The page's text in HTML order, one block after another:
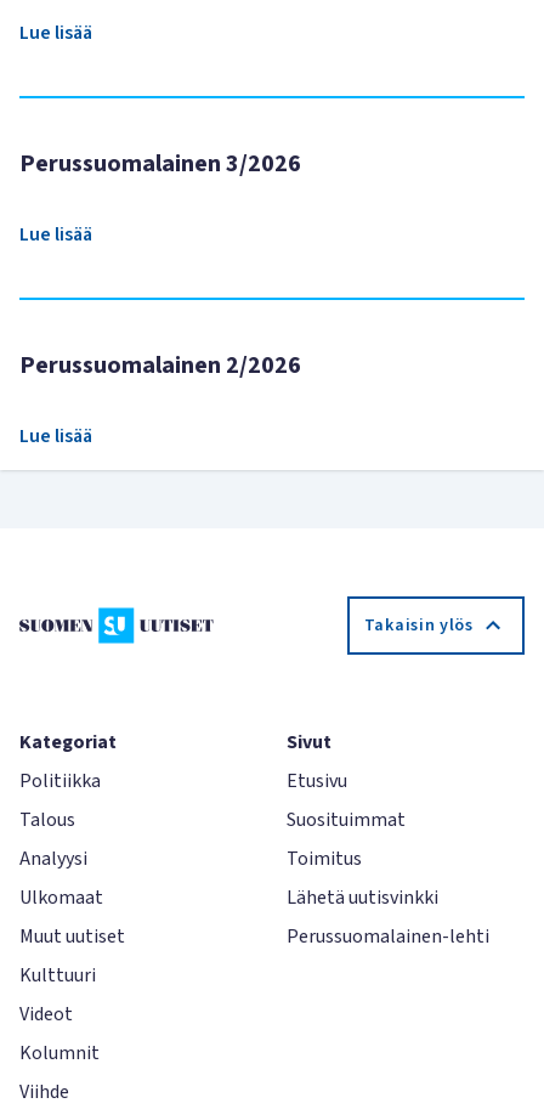
Lue lisää
Perussuomalainen 3/2026
Lue lisää
Perussuomalainen 2/2026
Lue lisää
Takaisin ylös
Kategoriat
Politiikka
Talous
Analyysi
Ulkomaat
Muut uutiset
Kulttuuri
Videot
Kolumnit
Viihde
Sivut
Etusivu
Suosituimmat
Toimitus
Lähetä uutisvinkki
Perussuomalainen-lehti